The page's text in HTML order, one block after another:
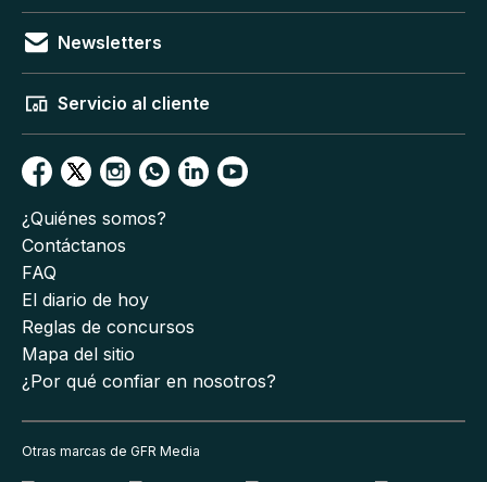
Newsletters
Servicio al cliente
¿Quiénes somos?
Contáctanos
FAQ
El diario de hoy
Reglas de concursos
Mapa del sitio
¿Por qué confiar en nosotros?
Otras marcas de GFR Media